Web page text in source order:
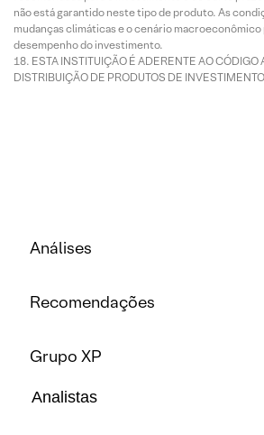
não está garantido neste tipo de produto. As
mudanças climáticas e o cenário macroeconômico
desempenho do investimento.
ESTA INSTITUIÇÃO É ADERENTE AO CÓDIGO
DISTRIBUIÇÃO DE PRODUTOS DE
Análises
Recomendações
Grupo XP
Analistas